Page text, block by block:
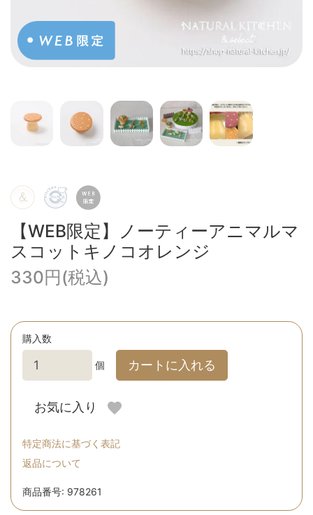
【WEB限定】ノーティーアニマルマ
スコットキノコオレンジ
330円(税込)
購入数
個 カートに入れる
お気に入り
特定商法に基づく表記
返品について
商品番号: 978261